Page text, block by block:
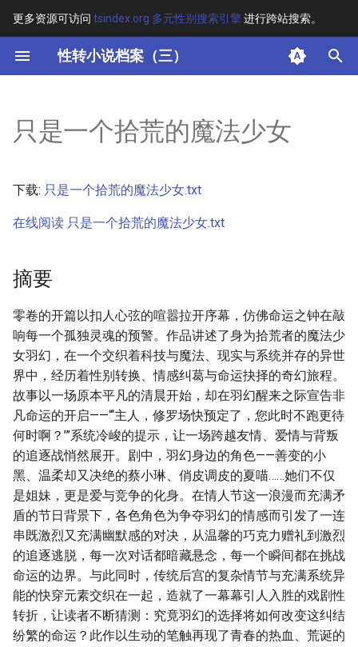
更多资源可访问 tsindex.org 多元性别搜索引擎进行跨站搜索。
性转小说档案（三）
键
开
搜
索
其他信息
正文
只是一个拾荒的魔法少女
下载: 只是一个拾荒的魔法少女.txt
在线阅读 只是一个拾荒的魔法少女.txt
摘要
零卷的开篇以扣人心弦的喧嚣拉开序幕，仿佛命运之钟在敲
响每一个孤独灵魂的预警。作品讲述了身为拾荒者的魔法少
女羽幻，在一个交织着科技与魔法、现实与系统并存的异世
界中，经历着性别转换、情感纠葛与命运抉择的奇幻旅程。
故事以一场原本平凡的清晨开始，却在羽幻醒来之际宣告非
凡命运的开启——“‘主人，修罗场快预定了，您此时不跑更待
何时啊？’”系统冷峻的提示，让一场跨越友情、爱情与背叛
的追逐战悄然展开。剧中，羽幻身边的角色——善变的小
黑、温柔却又决绝的蔡小琳、俏皮调皮的夏喵……她们不仅
是姐妹，更是爱与竞争的化身。在情人节这一浪漫而充满矛
盾的节日背景下，各色角色为争夺羽幻的情感而引发了一连
串既激烈又充满幽默感的对决，从温馨的巧克力赠礼到激烈
的追逐逃脱，每一次对话都暗藏悬念，每一个瞬间都在挑战
命运的边界。与此同时，传统后宫的复杂情节与充满系统异
能的快穿元素交织在一起，造就了一幕幕引人入胜的戏剧性
转折，让读者不断猜测：究竟羽幻的选择将如何改变这纠结
纷繁的命运？此作以生动的笔触再现了青春的热血、荒诞的